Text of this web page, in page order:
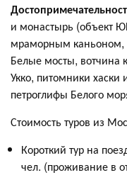
и монастырь (объект
мраморным каньоном,
Белые мосты, вотчина
Укко, питомники
петроглифы Белого
Стоимость туров из
Короткий тур на
чел. (проживание в